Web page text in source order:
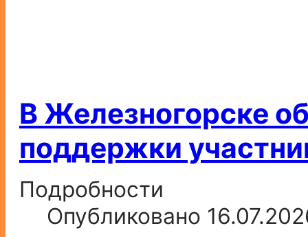
В Железногорске
поддержки
Подробности
Опубликовано